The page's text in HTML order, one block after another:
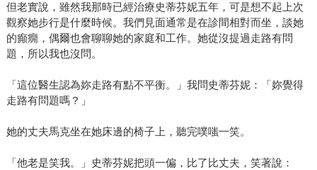
但老實說，雖然我那時已經治療史蒂芬妮五年，可是想不起上次
觀察她步行是什麼時候。我們見面通常是在診間相對而坐，談她
的癲癇，偶爾也會聊聊她的家庭和工作。她從沒提過走路有問
題，所以我也沒問。
「這位醫生認為妳走路有點不平衡。」我問史蒂芬妮：「妳覺得
走路有問題嗎？」
她的丈夫馬克坐在她床邊的椅子上，聽完噗嗤一笑。
「他老是笑我。」史蒂芬妮把頭一偏，比了比丈夫，笑著說：